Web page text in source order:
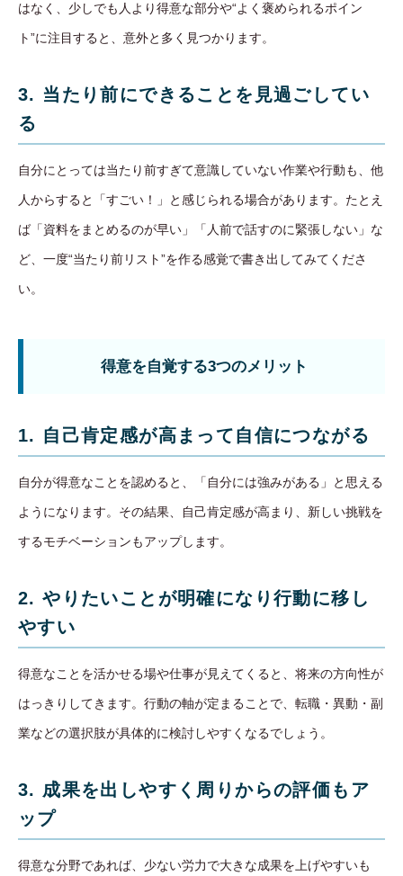
はなく、少しでも人より得意な部分や“よく褒められるポイン
ト”に注目すると、意外と多く見つかります。
3. 当たり前にできることを見過ごしてい
る
自分にとっては当たり前すぎて意識していない作業や行動も、他
人からすると「すごい！」と感じられる場合があります。たとえ
ば「資料をまとめるのが早い」「人前で話すのに緊張しない」な
ど、一度“当たり前リスト”を作る感覚で書き出してみてくださ
い。
得意を自覚する3つのメリット
1. 自己肯定感が高まって自信につながる
自分が得意なことを認めると、「自分には強みがある」と思える
ようになります。その結果、自己肯定感が高まり、新しい挑戦を
するモチベーションもアップします。
2. やりたいことが明確になり行動に移し
やすい
得意なことを活かせる場や仕事が見えてくると、将来の方向性が
はっきりしてきます。行動の軸が定まることで、転職・異動・副
業などの選択肢が具体的に検討しやすくなるでしょう。
3. 成果を出しやすく周りからの評価もア
ップ
得意な分野であれば、少ない労力で大きな成果を上げやすいも